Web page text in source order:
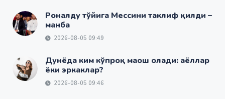
Роналду тўйига Мессини таклиф қилди –
манба
2026-08-05 09:49
Дунёда ким кўпроқ маош олади: аёллар
ёки эркаклар?
2026-08-05 09:46